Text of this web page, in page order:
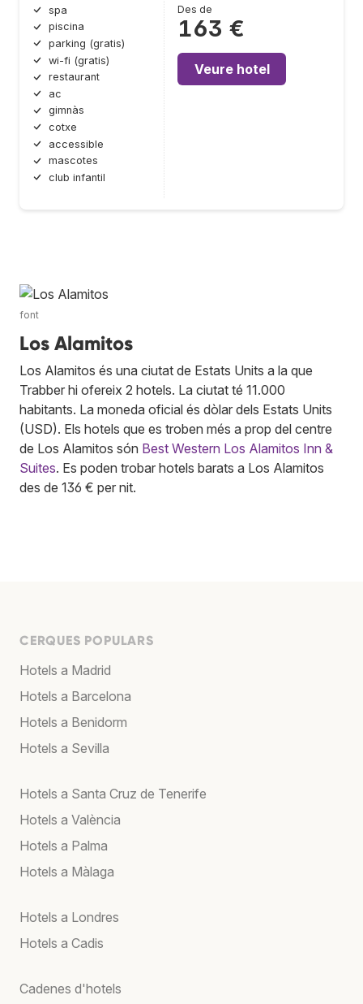
spa
piscina
parking (gratis)
wi-fi (gratis)
restaurant
ac
gimnàs
cotxe
accessible
mascotes
club infantil
Des de
163 €
Veure hotel
font
Los Alamitos
Los Alamitos és una ciutat de Estats Units a la que
Trabber hi ofereix 2 hotels. La ciutat té 11.000
habitants. La moneda oficial és dòlar dels Estats Units
(USD). Els hotels que es troben més a prop del centre
de Los Alamitos són Best Western Los Alamitos Inn &
Suites. Es poden trobar hotels barats a Los Alamitos
des de 136 € per nit.
CERQUES POPULARS
Hotels a Madrid
Hotels a Barcelona
Hotels a Benidorm
Hotels a Sevilla
Hotels a Santa Cruz de Tenerife
Hotels a València
Hotels a Palma
Hotels a Màlaga
Hotels a Londres
Hotels a Cadis
Cadenes d'hotels